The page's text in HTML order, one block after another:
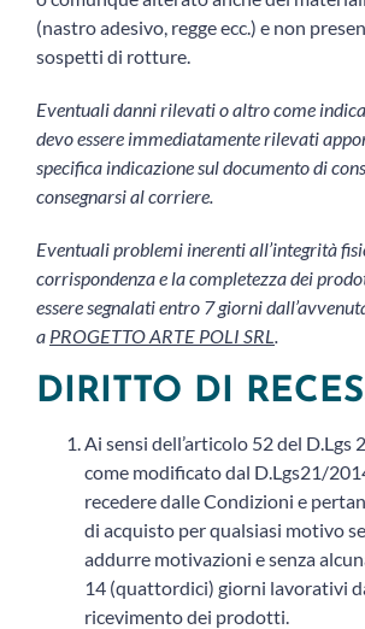
(nastro adesivo, regge ecc.) e non
sospetti di rotture.
Eventuali danni rilevati o altro come
devo essere immediatamente rilevati
specifica indicazione sul documento di
consegnarsi al corriere.
Eventuali problemi inerenti all’integrità
corrispondenza e la completezza dei
essere segnalati entro 7 giorni
a PROGETTO ARTE POLI SRL.
DIRITTO DI
Ai sensi dell’articolo 52 del D.Lgs
come modificato dal D.Lgs21/
recedere dalle Condizioni e
di acquisto per qualsiasi motivo
addurre motivazioni e senza
14 (quattordici) giorni lavorativi
ricevimento dei prodotti.